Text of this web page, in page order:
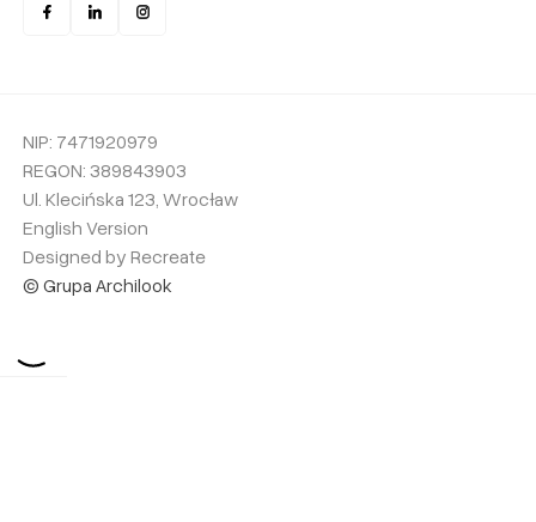
© Grupa Archilook
NIP: 7471920979
REGON: 389843903
Ul. Klecińska 123, Wrocław
English Version
Designed by Recreate